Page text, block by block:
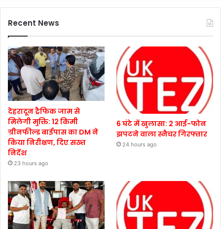
Recent News
देहरादून ट्रैफिक जाम से
मिलेगी मुक्ति: 12 किमी
ग्रीनफील्ड बाईपास का DM ने
किया निरीक्षण, दिए सख्त
निर्देश
23 hours ago
6 घंटे में खुलासा: 2 आई-फोन
झपटने वाला स्नैचर गिरफ्तार
24 hours ago